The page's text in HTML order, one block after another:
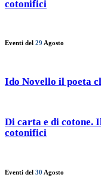
cotonifici
Eventi del 29 Agosto
Ido Novello il poeta
Di carta e di cotone.
cotonifici
Eventi del 30 Agosto